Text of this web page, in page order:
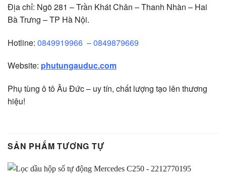
Địa chỉ: Ngõ 281 – Trần Khát Chân – Thanh Nhàn – Hai
Bà Trưng – TP Hà Nội.
Hotline: 0849919966 –0849879669
Website: phutungauduc.com
Phụ tùng ô tô Âu Đức – uy tín, chất lượng tạo lên thương
hiệu!
SẢN PHẨM TƯƠNG TỰ